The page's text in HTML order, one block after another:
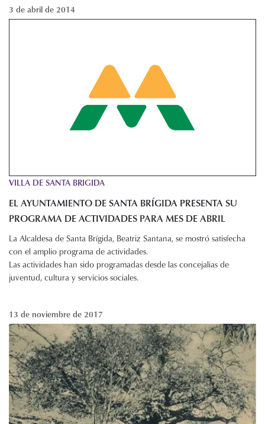
3 de abril de 2014
VILLA DE SANTA BRIGIDA
EL AYUNTAMIENTO DE SANTA BRÍGIDA PRESENTA SU
PROGRAMA DE ACTIVIDADES PARA MES DE ABRIL
La Alcaldesa de Santa Brígida, Beatriz Santana, se mostró satisfecha
con el amplio programa de actividades.
Las actividades han sido programadas desde las concejalias de
juventud, cultura y servicios sociales.
13 de noviembre de 2017